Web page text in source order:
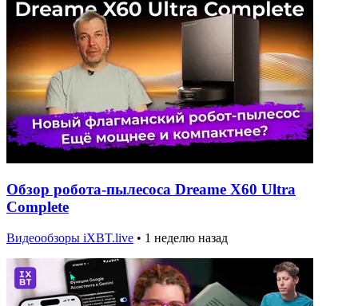
Обзор робота-пылесоса Dreame X60 Ultra
Complete
Видеообзоры iXBT.live • 1 неделю назад